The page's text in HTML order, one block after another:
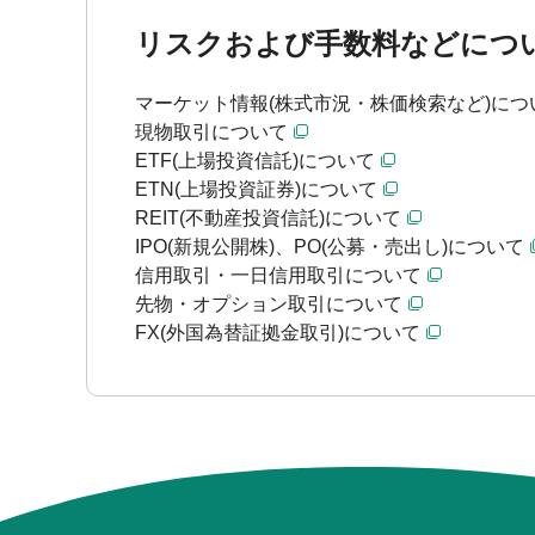
リスクおよび手数料などにつ
マーケット情報(株式市況・株価検索など)につ
現物取引について
ETF(上場投資信託)について
ETN(上場投資証券)について
REIT(不動産投資信託)について
IPO(新規公開株)、PO(公募・売出し)について
信用取引・一日信用取引について
先物・オプション取引について
FX(外国為替証拠金取引)について